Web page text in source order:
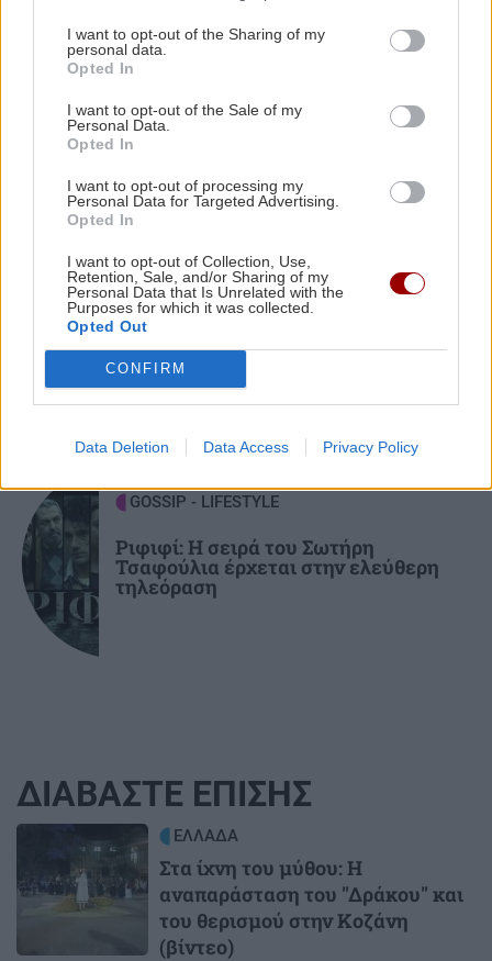
I want to opt-out of the Sharing of my
personal data.
Opted In
I want to opt-out of the Sale of my
Personal Data.
Opted In
I want to opt-out of processing my
Personal Data for Targeted Advertising.
Opted In
I want to opt-out of Collection, Use,
Retention, Sale, and/or Sharing of my
Personal Data that Is Unrelated with the
Purposes for which it was collected.
Opted Out
CONFIRM
Data Deletion Data Access Privacy Policy
Αντάμωμα Ελλάδας και Κύπρου με φόντο το
Μπούρτζι
21:10
ΠΕΡΙΣΣΟΤΕΡΑ
Οι "ήρωες της διπλανής πόρτας": Πώς ο
Οδυσσέας και ο Πίτερ Πάρκερ άλλαξαν τη
μυθολογία
GOSSIP - LIFESTYLE
Μπούκη: «"Βασανίζω" τον Αντώνη Σρόιτερ 15
καλοκαίρια»
GOSSIP - LIFESTYLE
μακαρόνια με θαλασσινό νερό
ΑΘΛΗΤΙΚΑ
ΑΕΚ: Φιλική τεσσάρα στην Καλλιθέα
πριν το Σούπερ Καπ με τον ΟΦΗ
GOSSIP - LIFESTYLE
Ριφιφί: Η σειρά του Σωτήρη
Τσαφούλια έρχεται στην ελεύθερη
τηλεόραση
ΔΙΑΒΑΣΤΕ ΕΠΙΣΗΣ
ΕΛΛΑΔΑ
Στα ίχνη του μύθου: Η
αναπαράσταση του "Δράκου" και
του θερισμού στην Κοζάνη
(βίντεο)